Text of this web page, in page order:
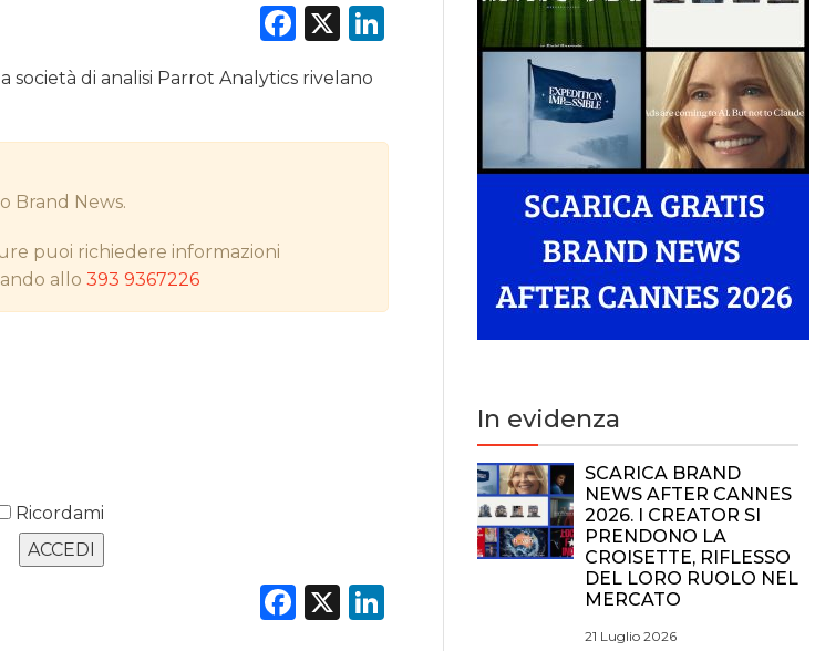
Facebook
X LinkedIn
di analisi Parrot Analytics rivelano
Brand News.
puoi richiedere informazioni
allo393 9367226
Ricordami
Facebook
X LinkedIn
In evidenza
SCARICA BRAND
NEWS AFTER CANNES
2026. I CREATOR SI
PRENDONO LA
CROISETTE, RIFLESSO
DEL LORO RUOLO NEL
MERCATO
21 Luglio 2026